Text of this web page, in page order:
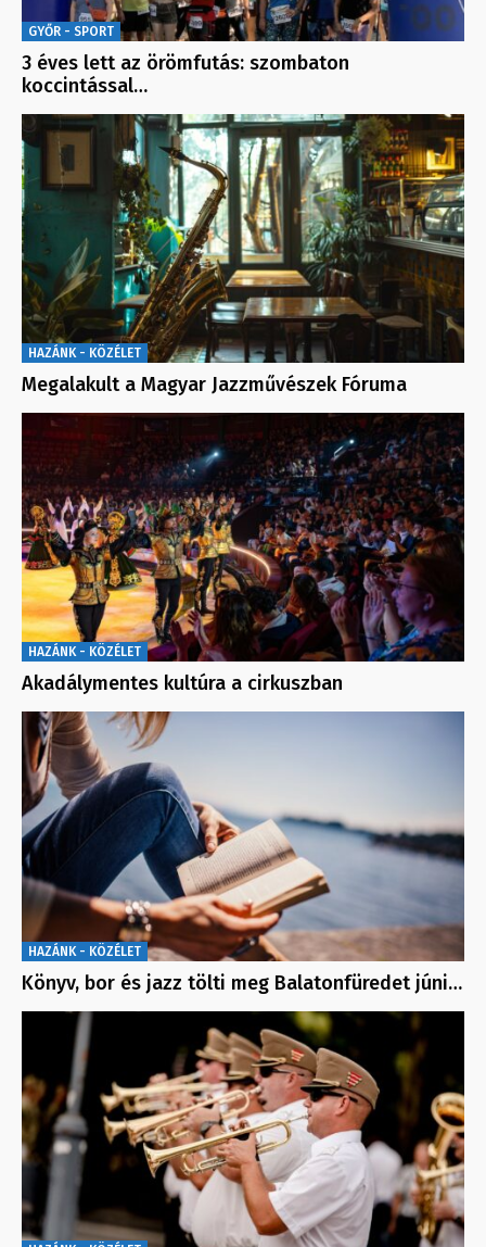
GYŐR - SPORT
3 éves lett az örömfutás: szombaton
koccintással…
HAZÁNK - KÖZÉLET
Megalakult a Magyar Jazzművészek Fóruma
HAZÁNK - KÖZÉLET
Akadálymentes kultúra a cirkuszban
HAZÁNK - KÖZÉLET
Könyv, bor és jazz tölti meg Balatonfüredet júni…